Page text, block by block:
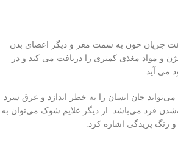
خون به سمت مغز و دیگر اعضای بدن
و مواد مغذی کمتری را دریافت می کند و در
می آید.
جان انسان را به خطر اندازد و عرق سرد
فرد می‌باشد. از دیگر علایم شوک می‌توان به
رنگ پریدگی اشاره کرد.